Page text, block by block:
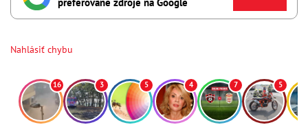
preferované zdroje na Google
Nahlásiť chybu
16 3 5 4 7 5